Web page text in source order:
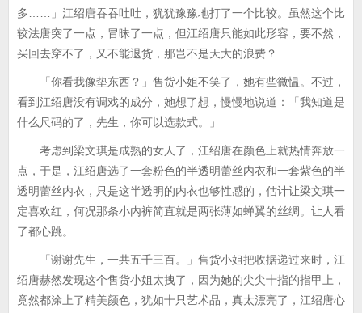
多……」江绍唐吞吞吐吐，犹犹豫豫地打了一个比较。虽然这个比
较法唐突了一点，冒昧了一点，但江绍唐只能如此形容，要不然，
买回去穿不了，又不能退货，那岂不是天大的浪费？
「你看我像垫东西？」售货小姐不笑了，她有些微愠。不过，
看到江绍唐没有调戏的成分，她想了想，慢慢地说道：「我知道是
什么尺码的了，先生，你可以选款式。」
考虑到梁文琪是成熟的女人了，江绍唐在颜色上就热情奔放一
点，于是，江绍唐选了一套粉色的半透明蕾丝内衣和一套紫色的半
透明蕾丝内衣，只是这半透明的内衣也够性感的，估计让梁文琪一
定喜欢红，何况那条小内裤简直就是两张薄如蝉翼的丝绸。让人看
了都心跳。
「谢谢先生，一共五千三百。」售货小姐把收据递过来时，江
绍唐赫然发现这个售货小姐太拽了，因为她的尖尖十指的指甲上，
竟然都涂上了精美颜色，犹如十只艺术品，真太漂亮了，江绍唐心